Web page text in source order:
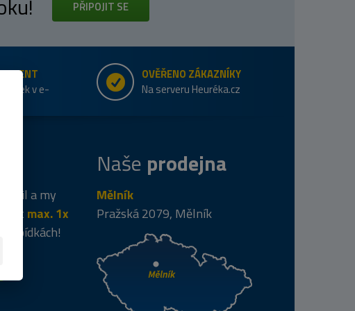
PŘIPOJIT SE
v e-
OVĚŘENO ZÁKAZNÍKY
Na serveru Heuréka.cz
mail a my
max. 1x
nabídkách!
Naše prodejna
Mělník
Pražská 2079, Mělník